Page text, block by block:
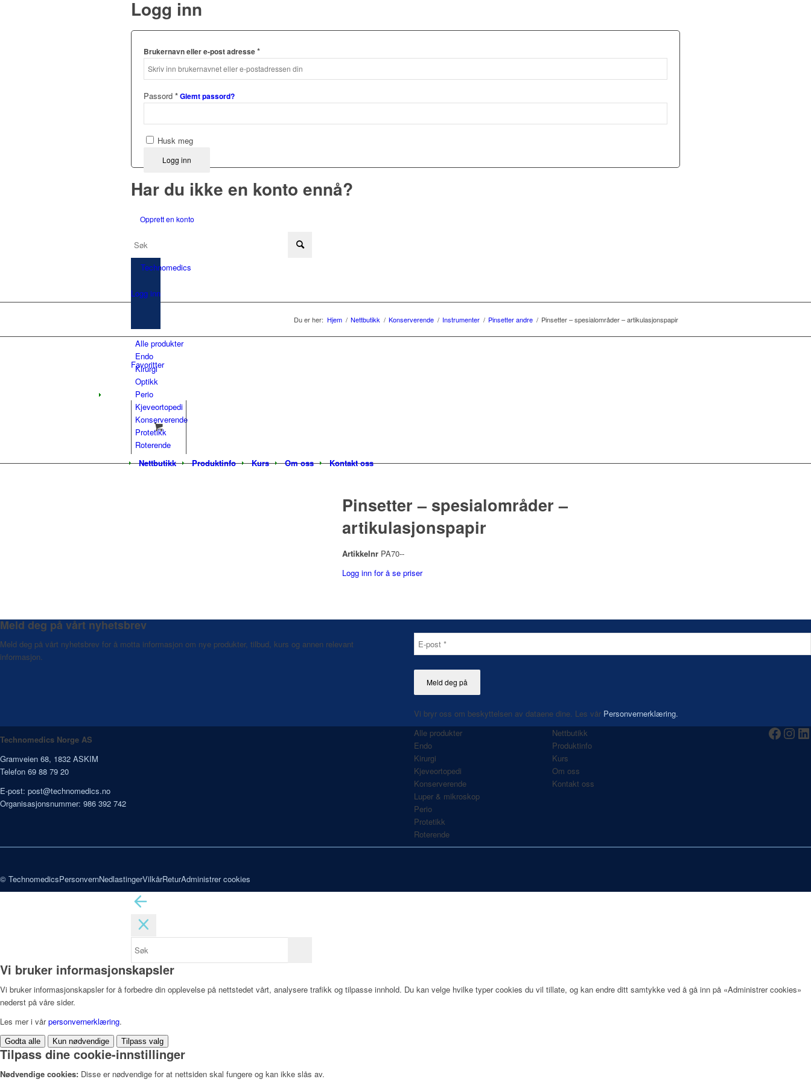
Logg inn
Brukernavn eller e-post adresse*
Passord *Glemt passord?
Husk meg
Logg inn
Har du ikke en konto ennå?
Opprett en konto
Logg inn
Favoritter
Nettbutikk Produktinfo Kurs Om oss Kontakt oss
Du er her: Hjem / Nettbutikk / Konserverende / Instrumenter / Pinsetter andre / Pinsetter – spesialområder – artikulasjonspapir
Alle produkter
Endo
Kirurgi
Optikk
Perio
Kjeveortopedi
Konserverende
Protetikk
Roterende
Pinsetter – spesialområder –
artikulasjonspapir
Artikkelnr PA70--
Logg inn for å se priser
Meld deg på vårt nyhetsbrev
Meld deg på vårt nyhetsbrev for å motta informasjon om nye produkter, tilbud, kurs og annen relevant
informasjon.
Vi bryr oss om beskyttelsen av dataene dine. Les vår Personvernerklæring.
Technomedics Norge AS
Gramveien 68, 1832 ASKIM
Telefon 69 88 79 20
E-post: post@technomedics.no
Organisasjonsnummer: 986 392 742
Alle produkter
Endo
Kirurgi
Kjeveortopedi
Konserverende
Luper & mikroskop
Perio
Protetikk
Roterende
Nettbutikk
Produktinfo
Kurs
Om oss
Kontakt oss
© TechnomedicsPersonvernNedlastingerVilkårReturAdministrer cookies
Vi bruker informasjonskapsler
Vi bruker informasjonskapsler for å forbedre din opplevelse på nettstedet vårt, analysere trafikk og tilpasse innhold. Du kan velge hvilke typer cookies du vil tillate, og kan endre ditt samtykke ved å gå inn på «Administrer cookies»
nederst på våre sider.
Les mer i vårpersonvernerklæring.
Godta alle Kun nødvendige Tilpass valg
Tilpass dine cookie-innstillinger
Nødvendige cookies: Disse er nødvendige for at nettsiden skal fungere og kan ikke slås av.